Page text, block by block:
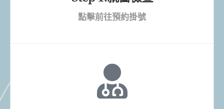
檢查流程
Process